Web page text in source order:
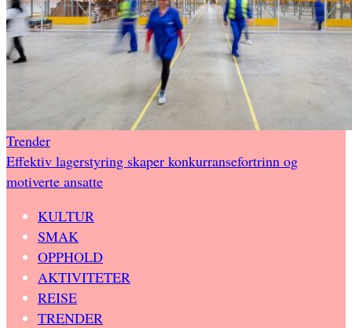
Trender
Effektiv lagerstyring skaper konkurransefortrinn og
motiverte ansatte
KULTUR
SMAK
OPPHOLD
AKTIVITETER
REISE
TRENDER